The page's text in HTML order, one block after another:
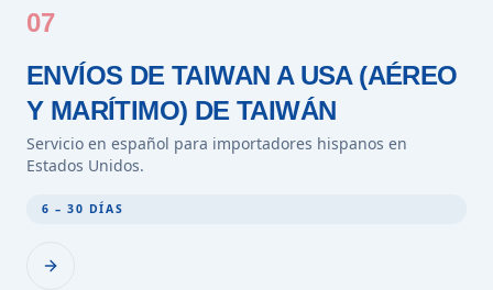
07
ENVÍOS DE TAIWAN A USA (AÉREO
Y MARÍTIMO) DE TAIWÁN
Servicio en español para importadores hispanos en
Estados Unidos.
6 – 30 DÍAS